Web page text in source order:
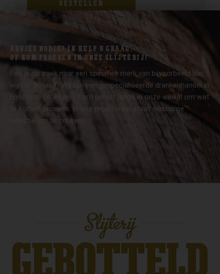
BESTELLEN
ADVIES NODIG? IK HELP U GRAAG.
OF KOM PROEVEN IN ONZE SLIJTERIJ!
Ben je op zoek naar een specifiek merk van bijvoorbeeld bier,
wijn of Whisky? Wij zijn een gespecialiseerde drankenhandel in
Enschede (Boekelo). Kom gerust langs in onze winkel om wat
te komen proeven. In ons proeflokaal staat een ruime
selectie om te proeven.